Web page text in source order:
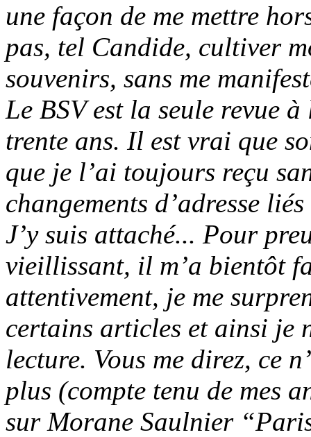
une façon de me mettre
pas, tel Candide, cultiver
souvenirs, sans me
Le BSV est la seule revue
trente ans. Il est vrai que
que je l’ai toujours reçu
changements d’adresse
J’y suis attaché... Pour
vieillissant, il m’a bientôt
attentivement, je me
certains articles et ainsi je
lecture. Vous me direz, ce
plus (compte tenu de mes
sur Morane Saulnier